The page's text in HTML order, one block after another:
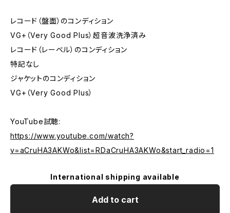
レコード（盤面）のコンディション
VG+（Very Good Plus）超音波洗浄済み
レコード（レーベル）のコンディション
特記なし
ジャケットのコンディション
VG+（Very Good Plus）
YouTube試聴:
https://www.youtube.com/watch?
v=aCruHA3AKWo&list=RDaCruHA3AKWo&start_radio=1
International shipping available
Add to cart